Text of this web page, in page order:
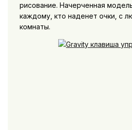
рисование. Начерченная
каждому, кто наденет очки, с
комнаты.